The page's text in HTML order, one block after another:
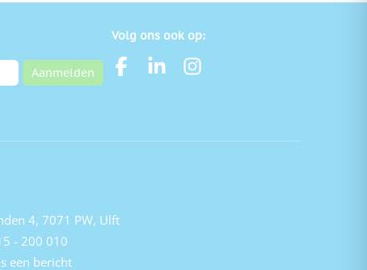
Aanmelden
Volg ons ook op:
4, 7071 PW, Ulft
- 200 010
een bericht